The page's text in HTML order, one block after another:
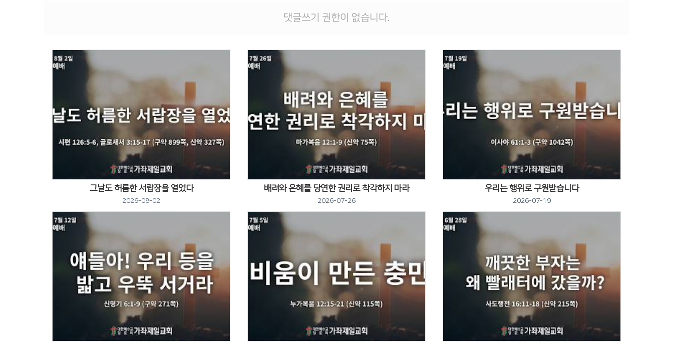
댓글쓰기 권한이 없습니다.
Views
그날도 허름한 서랍장을 열었다
2026-08-02
Views
배려와 은혜를 당연한 권리로 착각하지 마라
2026-07-26
우리는 행위로 구원받습니다
2026-07-19
Views Views Views